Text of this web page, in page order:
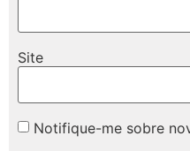
Site
Notifique-me sobre